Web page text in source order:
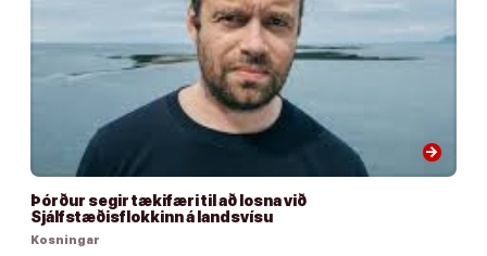
arrow_forward
Þórður segir tækifæri til að losna við
Sjálfstæðisflokkinn á landsvísu
Kosningar